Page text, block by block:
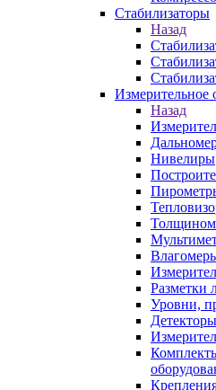
Стабилизаторы
Назад
Измерительное
Назад
Нивелиры
Разметки
Уровни,
Детекторы